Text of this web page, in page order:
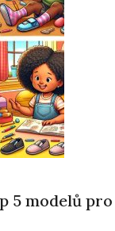
5 modelů pro